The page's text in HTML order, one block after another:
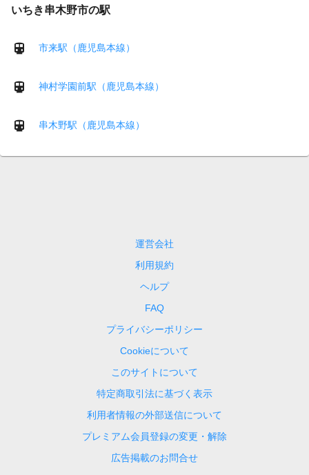
いちき串木野市の駅
市来駅（鹿児島本線）
神村学園前駅（鹿児島本線）
串木野駅（鹿児島本線）
運営会社
利用規約
ヘルプ
FAQ
プライバシーポリシー
Cookieについて
このサイトについて
特定商取引法に基づく表示
利用者情報の外部送信について
プレミアム会員登録の変更・解除
広告掲載のお問合せ